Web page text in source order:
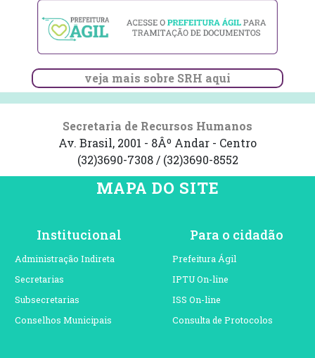
veja mais sobre SRH aqui
Secretaria de Recursos Humanos
Av. Brasil, 2001 - 8Âº Andar - Centro
(32)3690-7308 / (32)3690-8552
MAPA DO SITE
Institucional
Administração Indireta
Secretarias
Subsecretarias
Conselhos Municipais
Para o cidadão
Prefeitura Ágil
IPTU On-line
ISS On-line
Consulta de Protocolos